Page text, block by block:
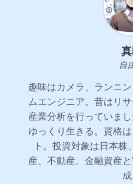
自
趣味はカメラ、ランニ
ムエンジニア。昔はリ
産業分析を行っていま
ゆっくり生きる。資格
ト。投資対象は日本
産、不動産。金融資産
成